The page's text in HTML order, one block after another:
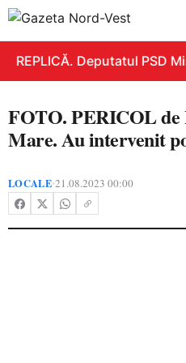
REPLICĂ. Deputatul PSD
FOTO. PERICOL
Mare. Au intervenit
LOCALE•21.08.2023 00:00